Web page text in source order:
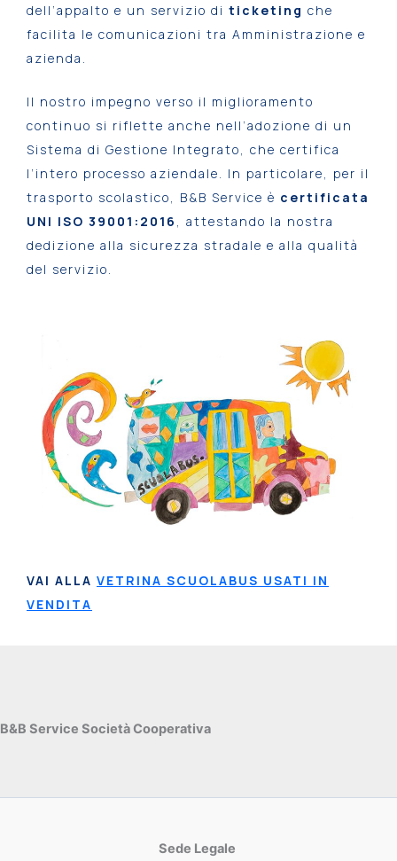
dell’appalto e un servizio di ticketing che
facilita le comunicazioni tra Amministrazione e
azienda.
Il nostro impegno verso il miglioramento
continuo si riflette anche nell’adozione di un
Sistema di Gestione Integrato, che certifica
l’intero processo aziendale. In particolare, per il
trasporto scolastico, B&B Service è certificata
UNI ISO 39001:2016 , attestando la nostra
dedizione alla sicurezza stradale e alla qualità
del servizio.
VAI ALLA VETRINA SCUOLABUS USATI IN
VENDITA
B&B Service Società Cooperativa
Sede Legale